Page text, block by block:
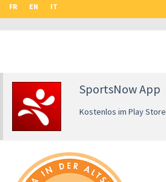
FR EN IT
SportsNow App
Kostenlos im Play Store